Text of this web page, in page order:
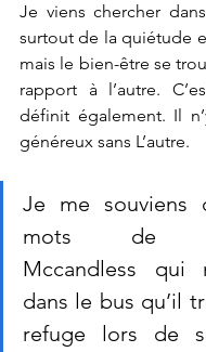
Je viens chercher
surtout de la quiétude
mais le bien-être se
rapport à l’autre.
définit également. Il
généreux sans L’autre.
Je me souviens
mots de
Mccandless qui
dans le bus qu’il
refuge lors de